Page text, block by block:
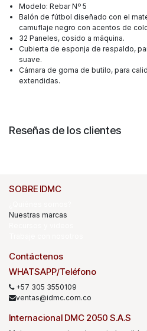
Modelo: Rebar Nº 5
Balón de fútbol diseñado con el
camuflaje negro con acentos de
32 Paneles, cosido a máquina.
Cubierta de esponja de respaldo,
suave.
Cámara de goma de butilo, para
extendidas.
Reseñas de los clientes
SOBRE IDMC
Nuestras marcas
Contáctenos
WHATSAPP/Teléfono
+57 305 3550109
ventas@idmc.com.co
Internacional DMC 2050 S.A.S